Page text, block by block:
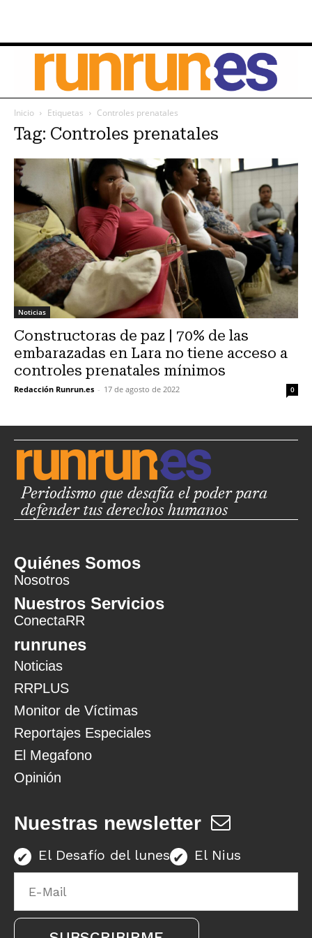
Inicio Etiquetas Controles prenatales
Tag: Controles prenatales
Noticias
Constructoras de paz | 70% de las
embarazadas en Lara no tiene acceso a
controles prenatales mínimos
Redacción Runrun.es - 17 de agosto de 2022 0
Periodismo que desafía el poder para
defender tus derechos humanos
Quiénes Somos
Nosotros
Nuestros Servicios
ConectaRR
runrunes
Noticias
RRPLUS
Monitor de Víctimas
Reportajes Especiales
El Megafono
Opinión
Nuestras newsletter
El Desafío del lunes El Nius